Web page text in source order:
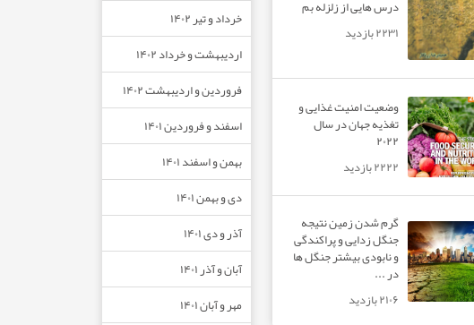
درس هایی از زلزله بم
۲۲۳۱ بازدید
وضعیت امنیت غذایی و
تغذیه جهان در سال
۲۰۲۲
۲۲۲۲ بازدید
گرم شدن زمین نتیجه
جنگل زدایی و پراکندگی
و نابودی بیشتر جنگل ها
در ...
۲۱۰۶ بازدید
خرداد و تیر ۱۴۰۲
اردیبهشت و خرداد ۱۴۰۲
فروردین و اردیبهشت ۱۴۰۲
اسفند و فروردین ۱۴۰۱
بهمن و اسفند ۱۴۰۱
دی و بهمن ۱۴۰۱
آذر و دی ۱۴۰۱
آبان و آذر ۱۴۰۱
مهر و آبان ۱۴۰۱